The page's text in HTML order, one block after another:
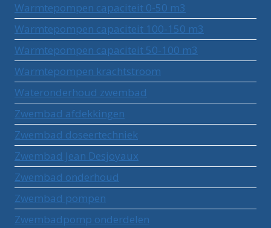
Warmtepompen capaciteit 0-50 m3
Warmtepompen capaciteit 100-150 m3
Warmtepompen capaciteit 50-100 m3
Warmtepompen krachtstroom
Wateronderhoud zwembad
Zwembad afdekkingen
Zwembad doseertechniek
Zwembad Jean Desjoyaux
Zwembad onderhoud
Zwembad pompen
Zwembadpomp onderdelen